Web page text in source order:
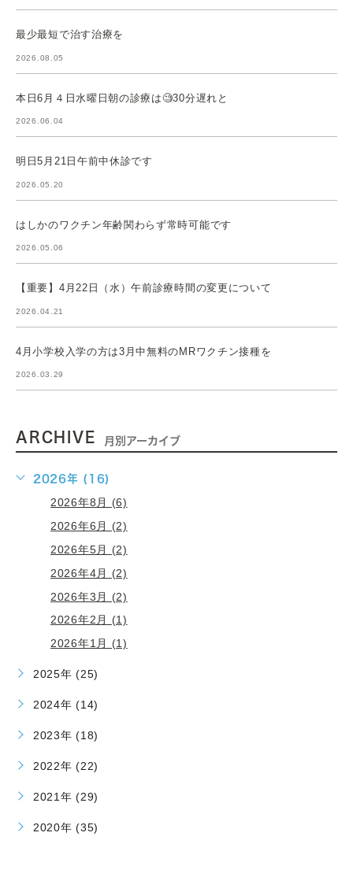
最少最短で治す治療を
2026.08.05
本日6月４日水曜日朝の診療は🧐30分遅れと
2026.06.04
明日5月21日午前中休診です
2026.05.20
はしかのワクチン年齢関わらず常時可能です
2026.05.06
【重要】4月22日（水）午前診療時間の変更について
2026.04.21
4月小学校入学の方は3月中無料のMRワクチン接種を
2026.03.29
ARCHIVE 月別アーカイブ
2026年 (16)
2026年8月 (6)
2026年6月 (2)
2026年5月 (2)
2026年4月 (2)
2026年3月 (2)
2026年2月 (1)
2026年1月 (1)
2025年 (25)
2024年 (14)
2023年 (18)
2022年 (22)
2021年 (29)
2020年 (35)